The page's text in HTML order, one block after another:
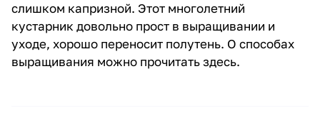
слишком капризной. Этот многолетний
кустарник довольно прост в выращивании и
уходе, хорошо переносит полутень. О способах
выращивания можно прочитать здесь.